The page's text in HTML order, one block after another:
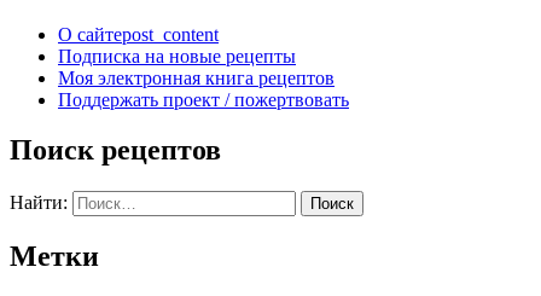
О сайтеpost_content
Подписка на новые рецепты
Моя электронная книга рецептов
Поддержать проект / пожертвовать
Поиск рецептов
Найти:
Метки